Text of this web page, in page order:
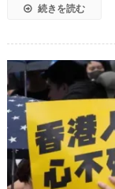
続きを読む